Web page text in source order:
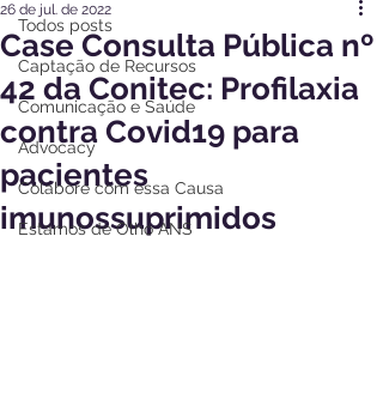
Todos posts
Captação de Recursos
Comunicação e Saúde
Advocacy
Colabore com essa Causa
Estamos de Olho ANS
Case Consulta Pública nº
42 da Conitec: Profilaxia
contra Covid19 para
pacientes
imunossuprimidos
26 de jul. de 2022